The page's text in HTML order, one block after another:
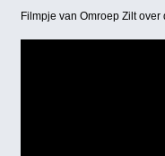
Filmpje van Omroep Zilt